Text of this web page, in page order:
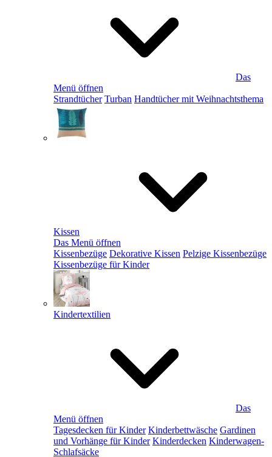
Das
Menü öffnen
Strandtücher Turban Handtücher mit Weihnachtsthema
Kissen
Das Menü öffnen
Kissenbezüge Dekorative Kissen Pelzige Kissenbezüge
Kissenbezüge für Kinder
Kindertextilien
Das
Menü öffnen
Tagesdecken für Kinder Kinderbettwäsche Gardinen
und Vorhänge für Kinder Kinderdecken Kinderwagen-
Schlafsäcke